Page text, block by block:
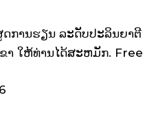
ການຮຽນ ລະດັບປະລິນຍາຕີ
າ ໃຫ້ທ່ານໄດ້ສະຫມັກ. Free